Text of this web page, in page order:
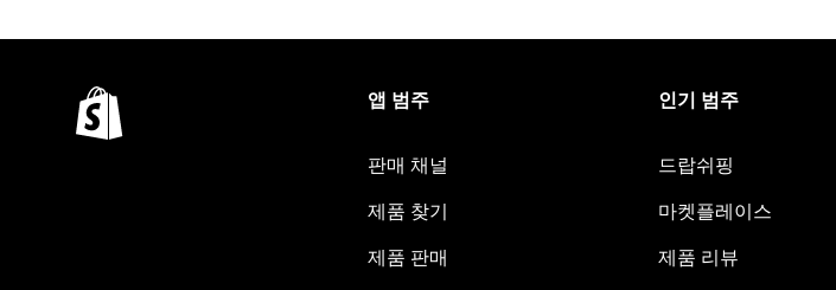
앱 범주
판매 채널
제품 찾기
제품 판매
인기 범주
드랍쉬핑
마켓플레이스
제품 리뷰